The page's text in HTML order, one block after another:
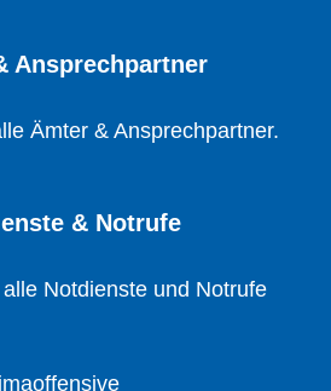
Ansprechpartner
Ämter & Ansprechpartner.
& Notrufe
Notdienste und Notrufe